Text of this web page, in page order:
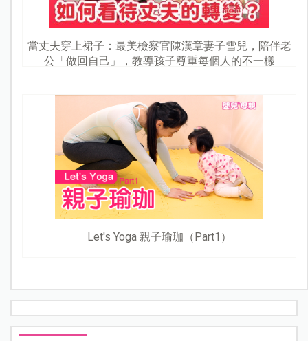
當丈夫穿上裙子：最美檢察官陳漢章妻子雪兒，陪伴老
公「做回自己」，教導孩子尊重每個人的不一樣
Let's Yoga 親子瑜珈（Part1）